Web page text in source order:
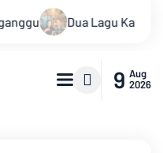
TNI Krido Pramono Jadi
9 Aug
2026